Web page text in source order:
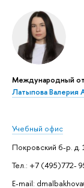
Международный
Латыпова Валерия
Учебный офис
Покровский б-р. д.
Тел.: +7 (495)772-
E-mail: